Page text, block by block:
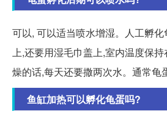
可以, 可以适当喷水增湿。人工孵
上,还要用湿毛巾盖上,室内温度保
燥的话,每天还要撒两次水。通常龟
鱼缸加热可以孵化龟蛋吗?